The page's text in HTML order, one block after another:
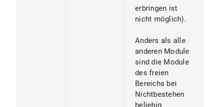
erbringen ist
nicht möglich).
Anders als alle
anderen Module
sind die Module
des freien
Bereichs bei
Nichtbestehen
beliebig